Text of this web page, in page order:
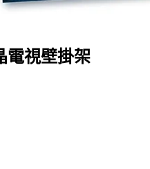
電視壁掛架